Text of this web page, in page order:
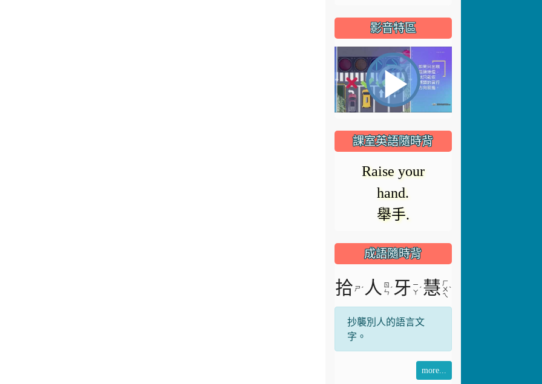
影音特區
視
頻
放
器
正
在
載
播
放
影
片
課室英語隨時背
Raise your
hand.
舉手.
成語隨時背
拾 ㄕ ˊ 人
ㄖ
ㄣ ˊ 牙 ㄧ
ㄚ ˊ 慧 ㄏ
ㄨ
ㄟ
ˋ
抄襲別人的語言文
字。
more...